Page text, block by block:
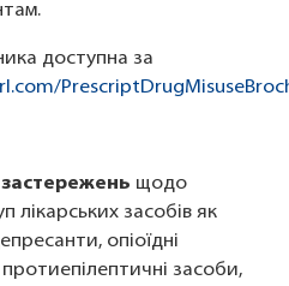
доступна за
щодо
лікарських засобів як
опіоїдні
протиепілептичні засоби,